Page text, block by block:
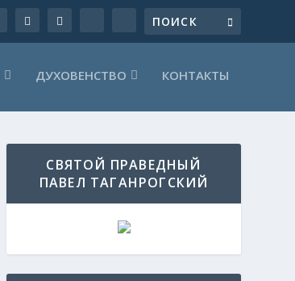
ДУХОВЕНСТВО КОНТАКТЫ
СВЯТОЙ ПРАВЕДНЫЙ
ПАВЕЛ ТАГАНРОГСКИЙ